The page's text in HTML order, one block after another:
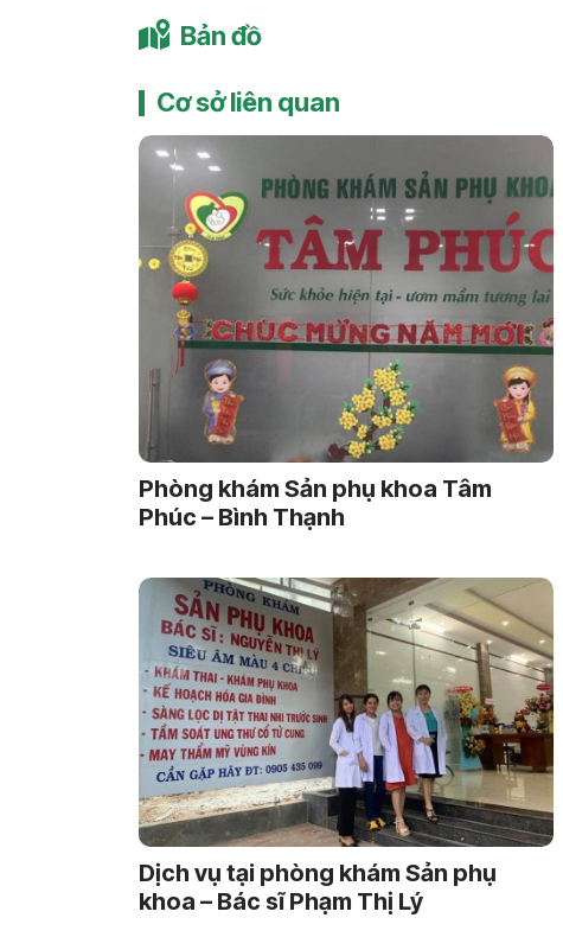
Bản đồ
Cơ sở liên quan
Phòng khám Sản phụ khoa Tâm
Phúc – Bình Thạnh
Dịch vụ tại phòng khám Sản phụ
khoa – Bác sĩ Phạm Thị Lý